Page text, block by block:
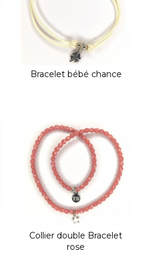
Bracelet bébé chance
Collier double Bracelet
rose